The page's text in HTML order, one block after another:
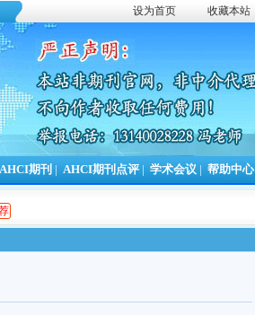
设为首页 收藏本站
AHCI期刊 AHCI期刊点评 学术会议 帮助中心